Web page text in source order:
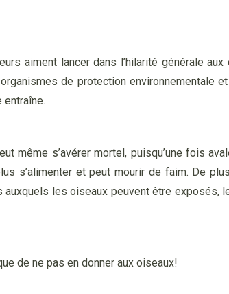
aiment lancer dans l’hilarité générale
de protection environnementale
même s’avérer mortel, puisqu’une fois
s’alimenter et peut mourir de faim. De
les oiseaux peuvent être exposés,
de ne pas en donner aux oiseaux!